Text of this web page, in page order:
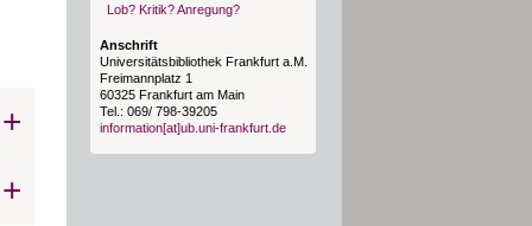
Lob? Kritik? Anregung?
Anschrift
Universitätsbibliothek Frankfurt a.M.
Freimannplatz 1
60325 Frankfurt am Main
Tel.: 069/ 798-39205
information[at]ub.uni-frankfurt.de